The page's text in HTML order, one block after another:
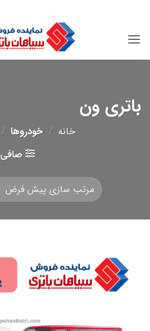
content
باتری ون
خانه / خودروها /
صافی